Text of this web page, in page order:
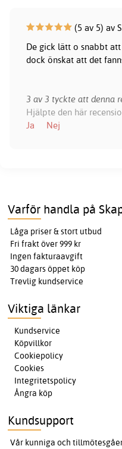
(5 av 5) av
De gick lätt o snabbt
dock önskat att det
3 av 3 tyckte att denna
Hjälpte den här
Ja
Nej
Varför handla på
Låga priser & stort utbud
Fri frakt över 999 kr
Ingen fakturaavgift
30 dagars öppet köp
Trevlig kundservice
Viktiga länkar
Kundservice
Köpvillkor
Cookiepolicy
Cookies
Integritetspolicy
Ångra köp
Kundsupport
Vår kunniga och